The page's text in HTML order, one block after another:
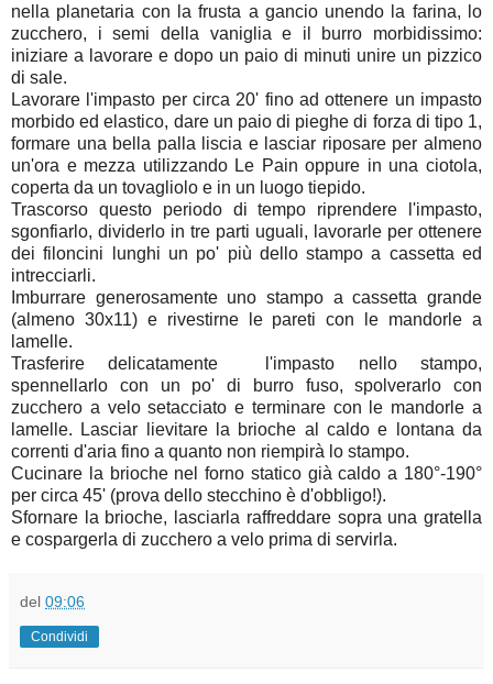
nella planetaria con la frusta a gancio unendo la farina, lo
zucchero, i semi della vaniglia e il burro morbidissimo:
iniziare a lavorare e dopo un paio di minuti unire un pizzico
di sale.
Lavorare l'impasto per circa 20' fino ad ottenere un impasto
morbido ed elastico, dare un paio di pieghe di forza di tipo 1,
formare una bella palla liscia e lasciar riposare per almeno
un'ora e mezza utilizzando Le Pain oppure in una ciotola,
coperta da un tovagliolo e in un luogo tiepido.
Trascorso questo periodo di tempo riprendere l'impasto,
sgonfiarlo, dividerlo in tre parti uguali, lavorarle per ottenere
dei filoncini lunghi un po' più dello stampo a cassetta ed
intrecciarli.
Imburrare generosamente uno stampo a cassetta grande
(almeno 30x11) e rivestirne le pareti con le mandorle a
lamelle.
Trasferire delicatamente l'impasto nello stampo,
spennellarlo con un po' di burro fuso, spolverarlo con
zucchero a velo setacciato e terminare con le mandorle a
lamelle. Lasciar lievitare la brioche al caldo e lontana da
correnti d'aria fino a quanto non riempirà lo stampo.
Cucinare la brioche nel forno statico già caldo a 180°-190°
per circa 45' (prova dello stecchino è d'obbligo!).
Sfornare la brioche, lasciarla raffreddare sopra una gratella
e cospargerla di zucchero a velo prima di servirla.
del 09:06
Condividi